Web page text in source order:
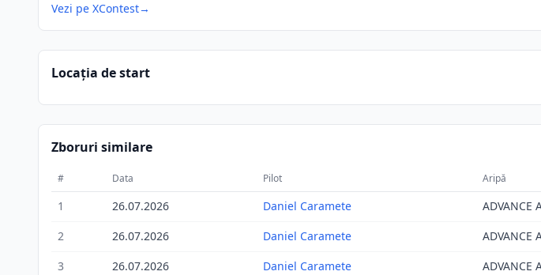
Vezi pe XContest→
Locația de start
Zboruri similare
# Data Pilot Aripă
1 26.07.2026 Daniel Caramete ADVANCE
2
26.07.2026 Daniel Caramete ADVANCE
3
26.07.2026 Daniel Caramete ADVANCE